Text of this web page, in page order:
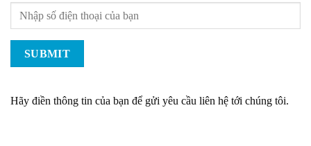
Hãy điền thông tin của bạn để gửi yêu cầu liên hệ tới chúng tôi.